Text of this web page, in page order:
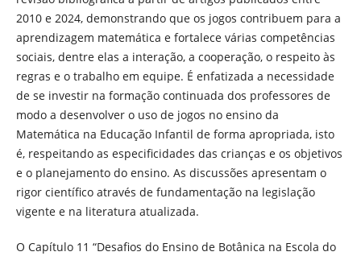
2010 e 2024, demonstrando que os jogos contribuem para a
aprendizagem matemática e fortalece várias competências
sociais, dentre elas a interação, a cooperação, o respeito às
regras e o trabalho em equipe. É enfatizada a necessidade
de se investir na formação continuada dos professores de
modo a desenvolver o uso de jogos no ensino da
Matemática na Educação Infantil de forma apropriada, isto
é, respeitando as especificidades das crianças e os objetivos
e o planejamento do ensino. As discussões apresentam o
rigor científico através de fundamentação na legislação
vigente e na literatura atualizada.
O Capítulo 11 “Desafios do Ensino de Botânica na Escola do